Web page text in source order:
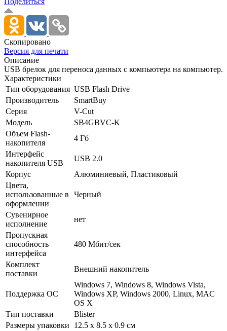
Скопировано
Версия для печати
Описание
USB брелок для переноса данных с компьютера на компьютер.
Характеристики
Тип оборудования USB Flash Drive
Производитель
SmartBuy
Серия
V-Cut
Модель
SB4GBVC-K
Объем Flash-
накопителя
4 Гб
Интерфейс
накопителя USB
USB 2.0
Корпус
Алюминиевый, Пластиковый
Цвета,
использованные в
оформлении
Черный
Сувенирное
исполнение
нет
Пропускная
способность
интерфейса
480 Мбит/­сек
Комплект
поставки
Внешний накопитель
Поддержка ОС
Windows 7, Windows 8, Windows Vista,
Windows XP, Windows 2000, Linux, MAC
OS X
Тип поставки
Blister
Размеры упаковки
12.5 x 8.5 x 0.9 см